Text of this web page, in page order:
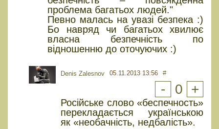
проблема багатьох людей."
Певно малась на увазі безпека :)
Бо навряд чи багатьох хвилює
власна безпечність по
відношенню до оточуючих :)
Denis Zalesnov 05.11.2013 13:56 #
- 0 +
Російське слово «беспечность»
перекладається українською
як «необачність, недбалість».